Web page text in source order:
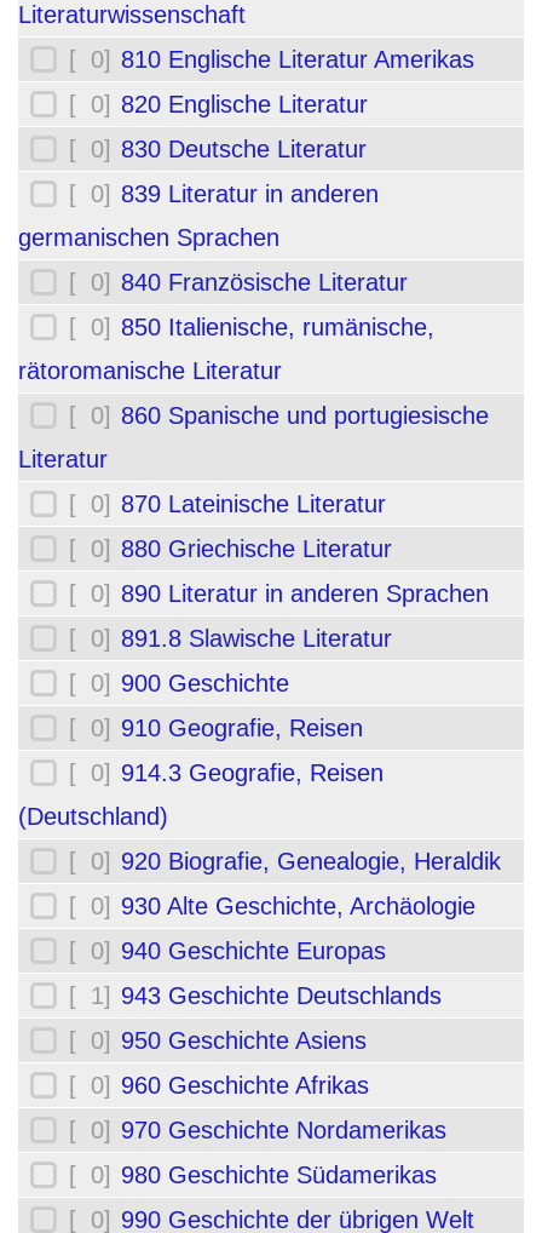
Literaturwissenschaft
[ 0] 810 Englische Literatur Amerikas
[ 0] 820 Englische Literatur
[ 0] 830 Deutsche Literatur
[ 0] 839 Literatur in anderen
germanischen Sprachen
[ 0] 840 Französische Literatur
[ 0] 850 Italienische, rumänische,
rätoromanische Literatur
[ 0] 860 Spanische und portugiesische
Literatur
[ 0] 870 Lateinische Literatur
[ 0] 880 Griechische Literatur
[ 0] 890 Literatur in anderen Sprachen
[ 0] 891.8 Slawische Literatur
[ 0] 900 Geschichte
[ 0] 910 Geografie, Reisen
[ 0] 914.3 Geografie, Reisen
(Deutschland)
[ 0] 920 Biografie, Genealogie, Heraldik
[ 0] 930 Alte Geschichte, Archäologie
[ 0] 940 Geschichte Europas
[ 1] 943 Geschichte Deutschlands
[ 0] 950 Geschichte Asiens
[ 0] 960 Geschichte Afrikas
[ 0] 970 Geschichte Nordamerikas
[ 0] 980 Geschichte Südamerikas
[ 0] 990 Geschichte der übrigen Welt